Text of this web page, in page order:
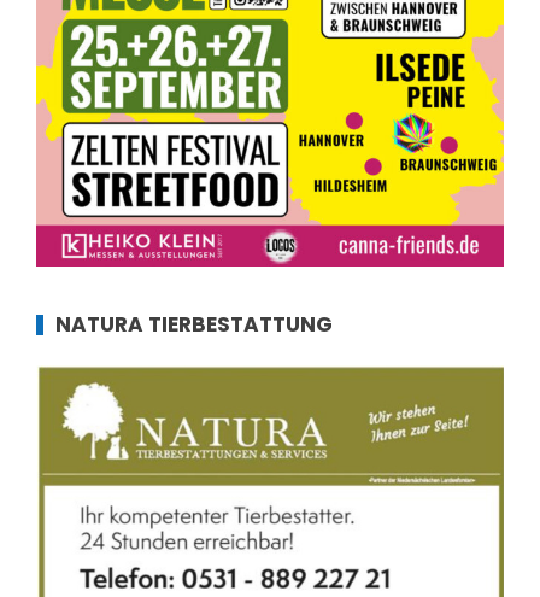
NATURA TIERBESTATTUNG